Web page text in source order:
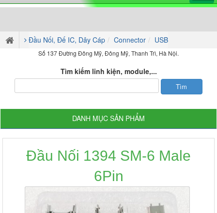
Đầu Nối, Đế IC, Dây Cáp Connector USB
Số 137 Đường Đông Mỹ, Đông Mỹ, Thanh Trì, Hà Nội.
Tìm kiếm linh kiện, module,...
DANH MỤC SẢN PHẨM
Đầu Nối 1394 SM-6 Male
6Pin